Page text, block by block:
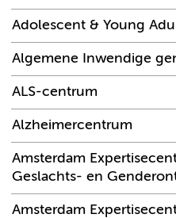
Adolescent & Young
Algemene Inwendige
ALS-centrum
Alzheimercentrum
Amsterdam
Geslachts- en
Amsterdam